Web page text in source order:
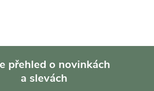
přehled o novinkách
a slevách